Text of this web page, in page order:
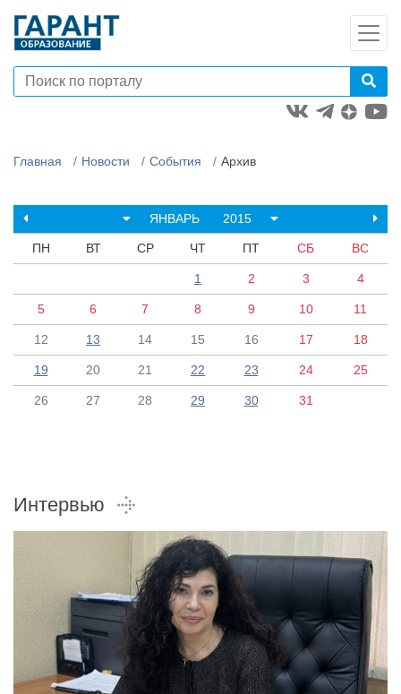
Главная Новости События Архив
ЯНВАРЬ 2015
ПН ВТ СР ЧТ ПТ СБ ВС
1 2 3 4
5 6 7 8 9 10 11
12 13 14 15 16 17 18
19 20 21 22 23 24 25
26 27 28 29 30 31
Интервью